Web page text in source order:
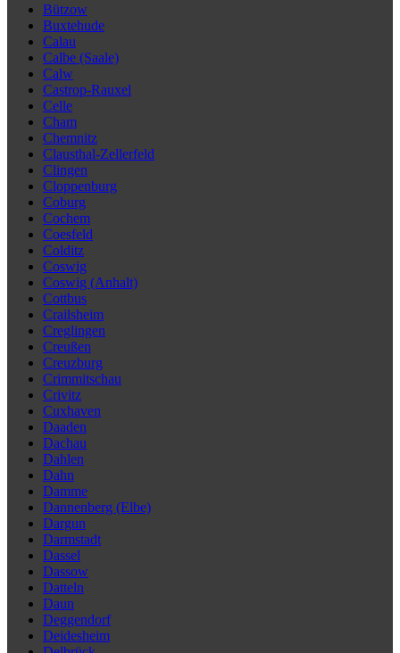
Bützow
Buxtehude
Calau
Calbe (Saale)
Calw
Castrop-Rauxel
Celle
Cham
Chemnitz
Clausthal-Zellerfeld
Clingen
Cloppenburg
Coburg
Cochem
Coesfeld
Colditz
Coswig
Coswig (Anhalt)
Cottbus
Crailsheim
Creglingen
Creußen
Creuzburg
Crimmitschau
Crivitz
Cuxhaven
Daaden
Dachau
Dahlen
Dahn
Damme
Dannenberg (Elbe)
Dargun
Darmstadt
Dassel
Dassow
Datteln
Daun
Deggendorf
Deidesheim